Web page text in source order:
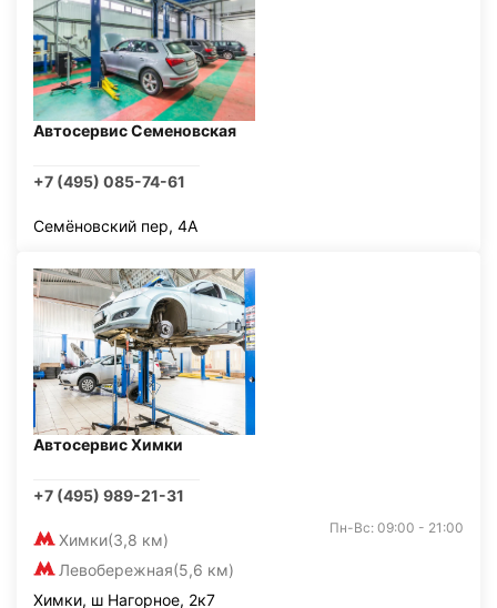
Автосервис Семеновская
+7 (495) 085-74-61
Семёновский пер, 4А
Автосервис Химки
+7 (495) 989-21-31
Химки(3,8 км)
Левобережная(5,6 км)
Пн-Вс: 09:00 - 21:00
Химки, ш Нагорное, 2к7